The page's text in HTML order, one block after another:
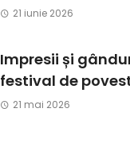
21 iunie 2026
Impresii și
festival de
21 mai 2026